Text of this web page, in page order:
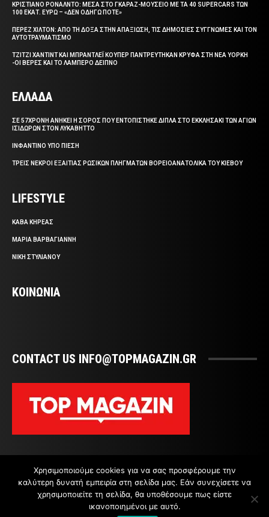
ΚΡΙΣΤΙΑΝΟ ΡΟΝΑΛΝΤΟ: ΜΕΣΑ ΣΤΟ ΓΚΑΡΑΖ-ΜΟΥΣΕΙΟ ΜΕ ΤΑ 40 SUPERCARS ΤΩΝ
100 ΕΚΑΤ. ΕΥΡΩ – «ΔΕΝ ΟΔΗΓΩ ΠΟΤΕ»
ΠΕΡΕΖ ΧΙΛΤΟΝ: ΑΠΟ ΤΗ ΔΟΞΑ ΣΤΗΝ ΑΠΑΞΙΩΣΗ, ΤΙΣ ΔΗΜΟΣΙΕΣ ΣΥΓΓΝΩΜΕΣ ΚΑΙ ΤΟΝ
ΑΥΤΟΤΡΑΥΜΑΤΙΣΜΟ
ΤΖΙΤΖΙ ΧΑΝΤΙΝΤ ΚΑΙ ΜΠΡΑΝΤΛΕΪ ΚΟΥΠΕΡ ΠΑΝΤΡΕΥΤΗΚΑΝ ΚΡΥΦΑ ΣΤΗ ΝΕΑ ΥΟΡΚΗ
-ΟΙ ΒΕΡΕΣ ΚΑΙ ΤΟ ΛΑΜΠΕΡΟ ΔΕΙΠΝΟ
ΕΛΛΑΔΑ
ΣΕ 57ΧΡΟΝΗ ΑΝΗΚΕΙ Η ΣΟΡΟΣ ΠΟΥ ΕΝΤΟΠΙΣΤΗΚΕ ΔΙΠΛΑ ΣΤΟ ΕΚΚΛΗΣΑΚΙ ΤΩΝ ΑΓΙΩΝ
ΙΣΙΔΩΡΩΝ ΣΤΟΝ ΛΥΚΑΒΗΤΤΟ
ΙΝΦΑΝΤΙΝΟ ΥΠΟ ΠΙΕΣΗ
ΤΡΕΙΣ ΝΕΚΡΟΙ ΕΞΑΙΤΙΑΣ ΡΩΣΙΚΩΝ ΠΛΗΓΜΑΤΩΝ ΒΟΡΕΙΟΑΝΑΤΟΛΙΚΑ ΤΟΥ ΚΙΕΒΟΥ
LIFESTYLE
ΚΑΒΑ ΚΗΡΕΑΣ
ΜΑΡΙΑ ΒΑΡΒΑΓΙΑΝΝΗ
ΝΙΚΗ ΣΤΥΛΙΑΝΟΥ
ΚΟΙΝΩΝΙΑ
CONTACT US INFO@TOPMAGAZIN.GR
Χρησιμοποιούμε cookies για να σας προσφέρουμε την
καλύτερη δυνατή εμπειρία στη σελίδα μας. Εάν συνεχίσετε να
χρησιμοποιείτε τη σελίδα, θα υποθέσουμε πως είστε
ικανοποιημένοι με αυτό.